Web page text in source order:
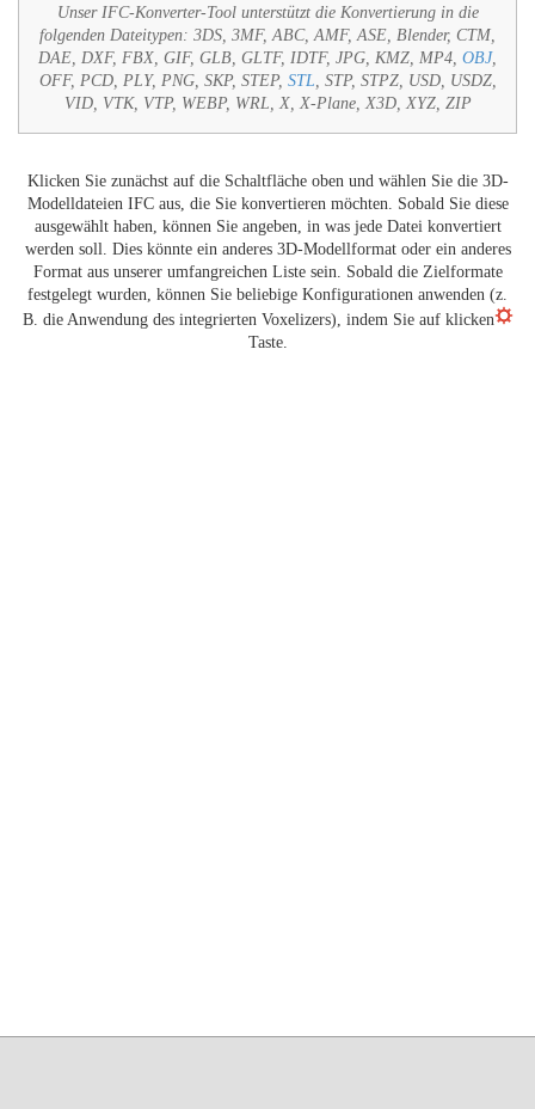
Unser IFC-Konverter-Tool unterstützt die Konvertierung in die
folgenden Dateitypen: 3DS, 3MF, ABC, AMF, ASE, Blender, CTM,
DAE, DXF, FBX, GIF, GLB, GLTF, IDTF, JPG, KMZ, MP4, OBJ,
OFF, PCD, PLY, PNG, SKP, STEP, STL, STP, STPZ, USD, USDZ,
VID, VTK, VTP, WEBP, WRL, X, X-Plane, X3D, XYZ, ZIP
Klicken Sie zunächst auf die Schaltfläche oben und wählen Sie die 3D-
Modelldateien IFC aus, die Sie konvertieren möchten. Sobald Sie diese
ausgewählt haben, können Sie angeben, in was jede Datei konvertiert
werden soll. Dies könnte ein anderes 3D-Modellformat oder ein anderes
Format aus unserer umfangreichen Liste sein. Sobald die Zielformate
festgelegt wurden, können Sie beliebige Konfigurationen anwenden (z.
B. die Anwendung des integrierten Voxelizers), indem Sie auf klicken
Taste.